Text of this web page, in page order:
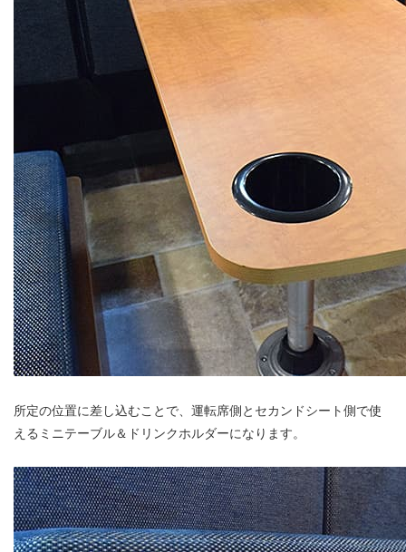
所定の位置に差し込むことで、運転席側とセカンドシート側で使
えるミニテーブル＆ドリンクホルダーになります。